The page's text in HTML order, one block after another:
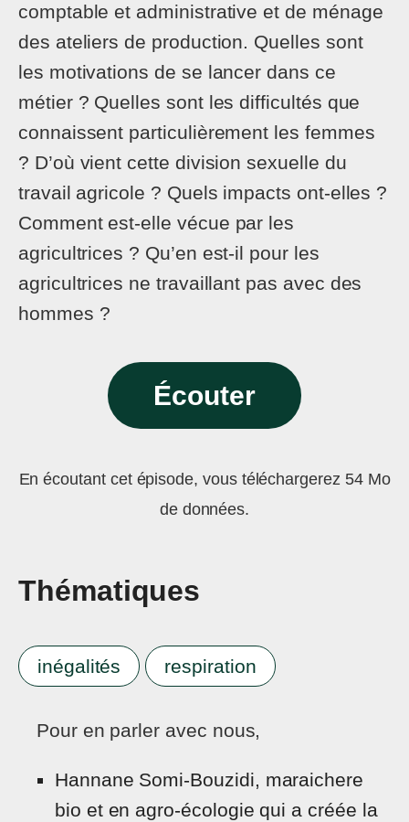
comptable et administrative et de ménage
des ateliers de production. Quelles sont
les motivations de se lancer dans ce
métier ? Quelles sont les difficultés que
connaissent particulièrement les femmes
? D’où vient cette division sexuelle du
travail agricole ? Quels impacts ont-elles ?
Comment est-elle vécue par les
agricultrices ? Qu’en est-il pour les
agricultrices ne travaillant pas avec des
hommes ?
Écouter
En écoutant cet épisode, vous téléchargerez 54 Mo
de données.
Thématiques
inégalités respiration
Pour en parler avec nous,
Hannane Somi-Bouzidi, maraichere
bio et en agro-écologie qui a créée la